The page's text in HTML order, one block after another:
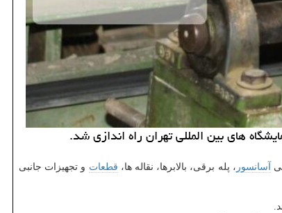
های بین المللی تهران راه اندازی شد.
آسانسور ، پله برقی، بالابرها، نقاله ها، قطعات و تجهیزات جانبی